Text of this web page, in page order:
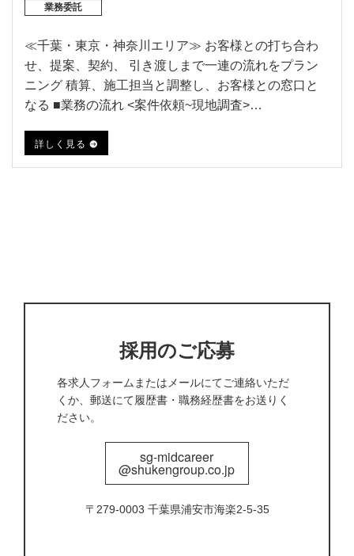
業務委託
≪千葉・東京・神奈川エリア≫ お客様との打ち合わ
せ、提案、契約、 引き渡しまで一連の流れをプラン
ニング 積算、施工担当と調整し、お客様との窓口と
なる ■業務の流れ <案件依頼~現地調査>…
詳しく見る
採用のご応募
各求人フォームまたはメールにてご連絡いただ
くか、郵送にて履歴書・職務経歴書をお送りく
ださい。
sg-midcareer
@shukengroup.co.jp
〒279-0003 千葉県浦安市海楽2-5-35